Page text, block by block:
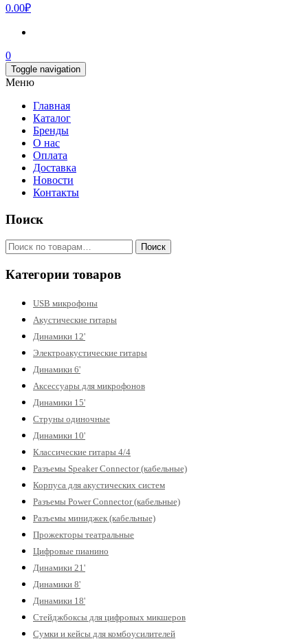
0.00₽
0
Toggle navigation
Меню
Главная
Каталог
Бренды
О нас
Оплата
Доставка
Новости
Контакты
Поиск
Искать: Поиск
Категории товаров
USB микрофоны
Акустические гитары
Динамики 12'
Электроакустические гитары
Динамики 6'
Аксессуары для микрофонов
Динамики 15'
Струны одиночные
Динамики 10'
Классические гитары 4/4
Разъемы Speaker Connector (кабельные)
Корпуса для акустических систем
Разъемы Power Connector (кабельные)
Разъемы миниджек (кабельные)
Прожекторы театральные
Цифровые пианино
Динамики 21'
Динамики 8'
Динамики 18'
Стейджбоксы для цифровых микшеров
Сумки и кейсы для комбоусилителей